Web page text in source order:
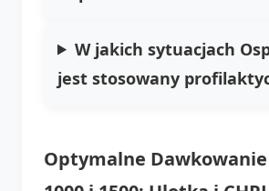
W jakich sytuacjach
jest stosowany
Optymalne